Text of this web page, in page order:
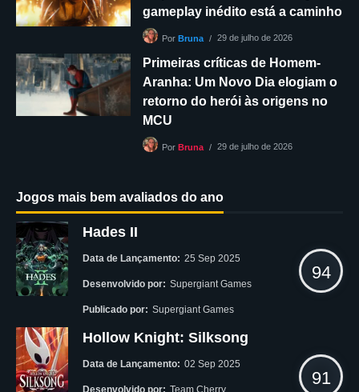
gameplay inédito está a caminho
PorBruna 29 de julho de 2026
Primeiras críticas de Homem-
Aranha: Um Novo Dia elogiam o
retorno do herói às origens no
MCU
PorBruna 29 de julho de 2026
Jogos mais bem avaliados do ano
Hades II
Data de Lançamento: 25 Sep 2025
Desenvolvido por: Supergiant Games
Publicado por: Supergiant Games
94
Hollow Knight: Silksong
Data de Lançamento: 02 Sep 2025
91